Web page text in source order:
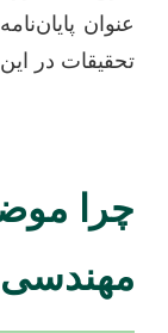
عنوان
تحقیقات در
چرا
مهندسی